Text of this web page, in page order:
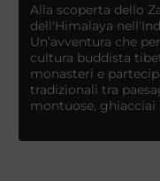
Alla scoperta dello
dell'Himalaya
Un’avventura che
cultura buddista
monasteri e
tradizionali tra
montuose,